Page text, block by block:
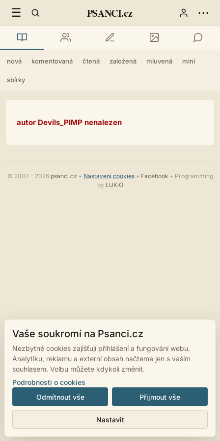
☰ PSANCI.cz ⋯
nová komentovaná čtená založená mluvená mini
sbírky
autor Devils_PIMP nenalezen
© 2007 - 2026 psanci.cz • Nastavení cookies• Facebook • Programming
by LUKiO
Vaše soukromí na Psanci.cz
Nezbytné cookies zajišťují přihlášení a fungování webu.
Analytiku, reklamu a externí obsah načteme jen s vaším
souhlasem. Volbu můžete kdykoli změnit.
Podrobnosti o cookies
Odmítnout vše
Nastavit
Přijmout vše